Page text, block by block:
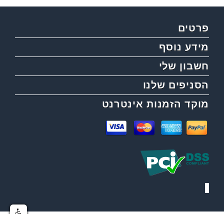
פרטים
מידע נוסף
חשבון שלי
הסניפים שלנו
מוקד הזמנות אינטרנט